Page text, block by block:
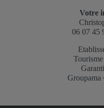
Votre
06 07 45
Groupama